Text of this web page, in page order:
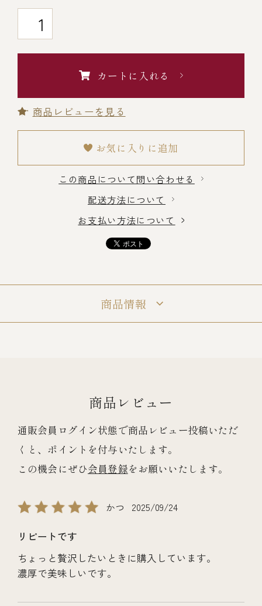
全商品一覧
冷蔵商品一覧
伊勢海老料理一覧
カートに入れる
商品レビューを見る
お気に入りに追加
この商品について問い合わせる
配送方法について
お支払い方法について
商品情報
商品レビュー
通販会員ログイン状態で商品レビュー投稿いただ
くと、ポイントを付与いたします。
この機会にぜひ会員登録をお願いいたします。
かつ 2025/09/24
リピートです
ちょっと贅沢したいときに購入しています。
濃厚で美味しいです。